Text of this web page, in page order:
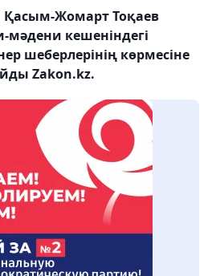
Жомарт Тоқаев
мәдени кешеніндегі
шеберлерінің көрмесіне
Zakon.kz.